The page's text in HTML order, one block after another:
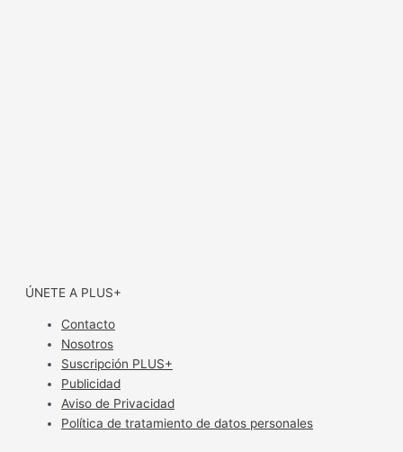
ÚNETE A PLUS+
Contacto
Nosotros
Suscripción PLUS+
Publicidad
Aviso de Privacidad
Política de tratamiento de datos personales